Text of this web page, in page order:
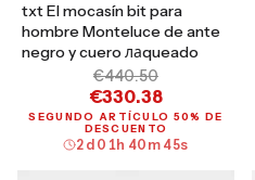
txt El mocasín bit para
hombre Monteluce de ante
negro y cuero лаqueado
€440.50
€330.38
SEGUNDO ARTÍCULO 50% DE
DESCUENTO
2 d 01h 40 m 44s